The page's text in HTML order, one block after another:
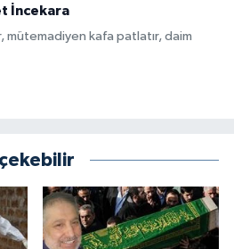
İncekara
mütemadiyen kafa patlatır, daim